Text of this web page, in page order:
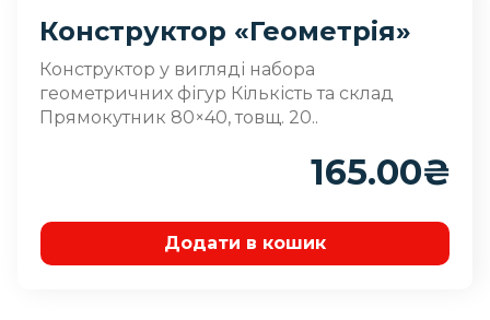
Конструктор «Геометрія»
Конструктор у вигляді набора
геометричних фігур Кількість та склад
Прямокутник 80×40, товщ. 20..
165.00₴
Додати в кошик